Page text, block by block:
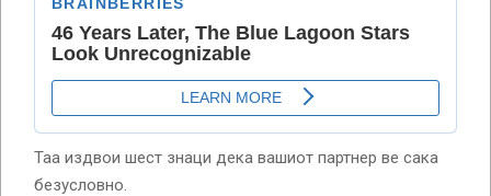
Таа издвои шест знаци дека вашиот партнер ве сака
безусловно.